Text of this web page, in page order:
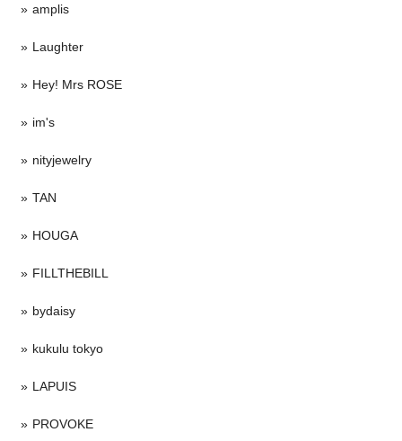
amplis
Laughter
Hey! Mrs ROSE
im's
nityjewelry
TAN
HOUGA
FILLTHEBILL
bydaisy
kukulu tokyo
LAPUIS
PROVOKE